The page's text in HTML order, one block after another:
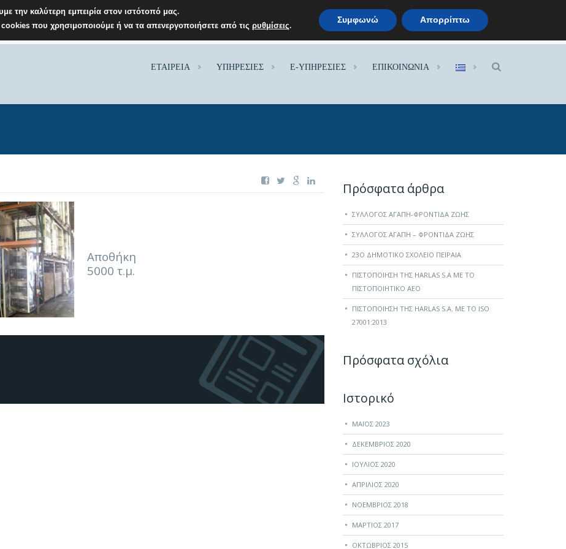
5
ΕΤΑΙΡΕΙΑ ΥΠΗΡΕΣΙΕΣ E-ΥΠΗΡΕΣΙΕΣ ΕΠΙΚΟΙΝΩΝΙΑ
Αποθήκη
5000 τ.μ.
Πρόσφατα άρθρα
ΣΎΛΛΟΓΟΣ ΑΓΆΠΗ-ΦΡΟΝΤΊΔΑ ΖΩΉΣ
ΣΎΛΛΟΓΟΣ ΑΓΆΠΗ – ΦΡΟΝΤΊΔΑ ΖΩΉΣ
23O ΔΗΜΟΤΙΚΌ ΣΧΟΛΕΊΟ ΠΕΙΡΑΙΆ
ΠΙΣΤΟΠΟΊΗΣΗ ΤΗΣ HARLAS S.A ΜΕ ΤΟ
ΠΙΣΤΟΠΟΙΗΤΙΚΌ ΑΕΟ
ΠΙΣΤΟΠΟΊΗΣΗ ΤΗΣ HARLAS S.A. ΜΕ ΤΟ ISO
27001:2013
Πρόσφατα σχόλια
Ιστορικό
ΜΆΙΟΣ 2023
ΔΕΚΈΜΒΡΙΟΣ 2020
ΙΟΎΛΙΟΣ 2020
ΑΠΡΊΛΙΟΣ 2020
ΝΟΈΜΒΡΙΟΣ 2018
ΜΆΡΤΙΟΣ 2017
ΟΚΤΏΒΡΙΟΣ 2015
την καλύτερη εμπειρία στον ιστότοπό μας.
που χρησιμοποιούμε ή να τα απενεργοποιήσετε από τιςρυθμίσεις. Συμφωνώ Απορρίπτω